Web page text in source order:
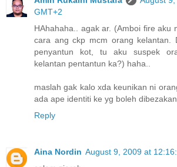
GMT+2
HAhahaha.. agak ar. (Amboi fire aku
cara ang ckp mcm orang kelantan.
penyantun kot, tu aku suspek
kelantan pentantun ka?) haha..
maslah gak kalo xda keunikan ni
ada ape identiti ke yg boleh
Reply
Aina Nordin August 9, 2009 at